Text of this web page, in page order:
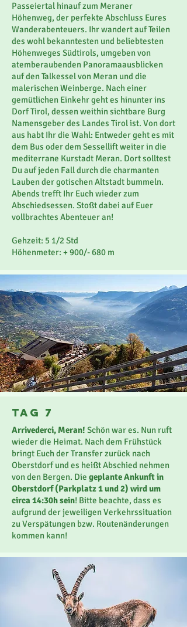
Passeiertal hinauf zum Meraner
Höhenweg, der perfekte Abschluss Eures
Wanderabenteuers. Ihr wandert auf Teilen
des wohl bekanntesten und beliebtesten
Höhenweges Südtirols, umgeben von
atemberaubenden Panoramaausblicken
auf den Talkessel von Meran und die
malerischen Weinberge. Nach einer
gemütlichen Einkehr geht es hinunter ins
Dorf Tirol, dessen weithin sichtbare Burg
Namensgeber des Landes Tirol ist. Von dort
aus habt Ihr die Wahl: Entweder geht es mit
dem Bus oder dem Sessellift weiter in die
mediterrane Kurstadt Meran. Dort solltest
Du auf jeden Fall durch die charmanten
Lauben der gotischen Altstadt bummeln.
Abends trefft Ihr Euch wieder zum
Abschiedsessen. Stoßt dabei auf Euer
vollbrachtes Abenteuer an!
Gehzeit: 5 1/2 Std
Höhenmeter: + 900/- 680 m
Tag 7
Arrivederci, Meran! Schön war es. Nun ruft
wieder die Heimat. Nach dem Frühstück
bringt Euch der Transfer zurück nach
Oberstdorf und es heißt Abschied nehmen
von den Bergen. Die geplante Ankunft in
Oberstdorf (Parkplatz 1 und 2) wird um
circa 14:30h sein! Bitte beachte, dass es
aufgrund der jeweiligen Verkehrssituation
zu Verspätungen bzw. Routenänderungen
kommen kann!